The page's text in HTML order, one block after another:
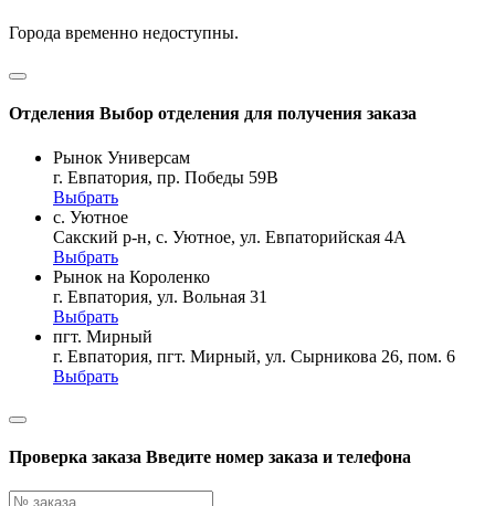
Города временно недоступны.
Отделения Выбор отделения для получения заказа
Рынок Универсам
г. Евпатория, пр. Победы 59В
Выбрать
с. Уютное
Сакский р-н, с. Уютное, ул. Евпаторийская 4А
Выбрать
Рынок на Короленко
г. Евпатория, ул. Вольная 31
Выбрать
пгт. Мирный
г. Евпатория, пгт. Мирный, ул. Сырникова 26, пом. 6
Выбрать
Проверка заказа Введите номер заказа и телефона